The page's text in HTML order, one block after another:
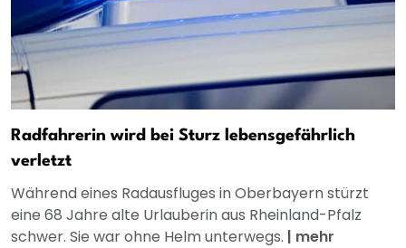
Radfahrerin wird bei Sturz lebensgefährlich
verletzt
Während eines Radausfluges in Oberbayern stürzt
eine 68 Jahre alte Urlauberin aus Rheinland-Pfalz
schwer. Sie war ohne Helm unterwegs. | mehr